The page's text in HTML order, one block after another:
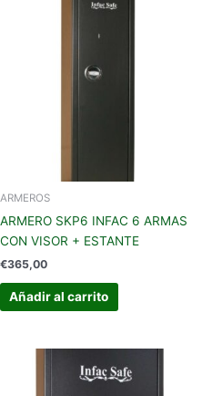
ARMEROS
ARMERO SKP6 INFAC 6 ARMAS
CON VISOR + ESTANTE
€365,00
Añadir al carrito